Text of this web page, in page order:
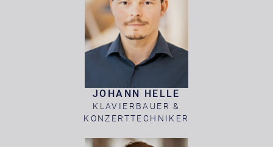
JOHANN HELLE
KLAVIERBAUER &
KONZERTTECHNIKER